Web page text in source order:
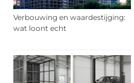
Verbouwing en waardestijging:
wat loont echt